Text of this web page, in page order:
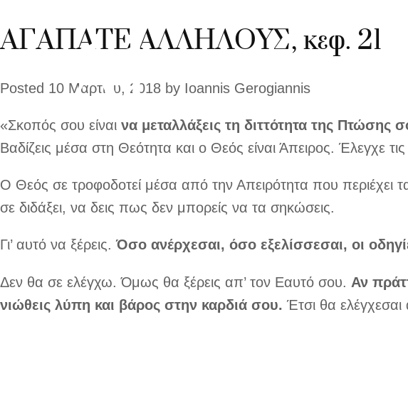
ΑΓΑΠΑΤΕ ΑΛΛΗΛΟΥΣ, κεφ. 21
Posted 10 Μαρτίου, 2018 by Ioannis Gerogiannis
«Σκοπός σου είναι να μεταλλάξεις τη διττότητα της Πτώσης
Βαδίζεις μέσα στη Θεό­τητα και ο Θεός είναι Άπειρος. Έλεγχε τις
Ο Θεός σε τροφοδοτεί μέσα από την Απειρότητα που περιέχει
σε διδάξει, να δεις πως δεν μπορείς να τα σηκώσεις.
Γι’ αυτό να ξέρεις.Όσο ανέρχεσαι, όσο εξελίσσεσαι, οι
Δεν θα σε ελέγχω. Όμως θα ξέρεις απ’ τον Εαυτό σου. Αν
νιώθεις λύπη και βάρος στην καρδιά σου. Έτσι θα